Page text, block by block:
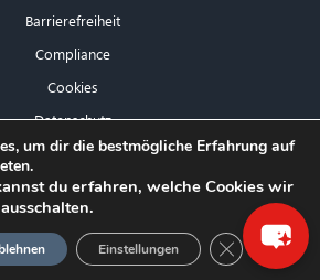
Barrierefreiheit
Compliance
Cookies
Datenschutz
Impressum
um dir die bestmögliche Erfahrung auf
du erfahren, welche Cookies wir
Einstellungen GDPR
×